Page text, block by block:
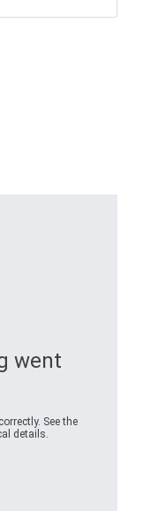
went
See the
details.